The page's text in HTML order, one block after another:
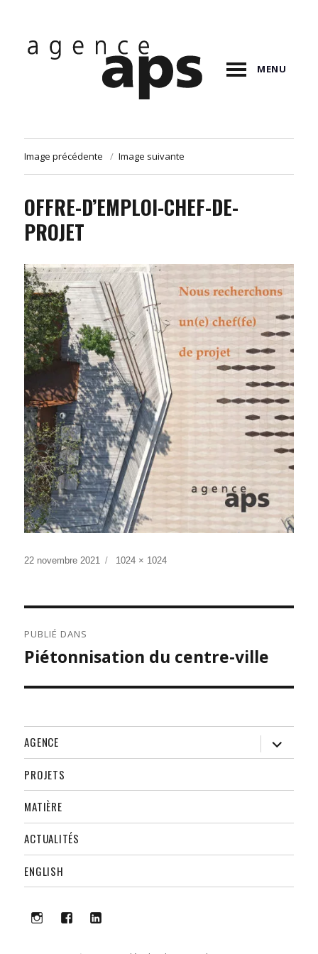
MENU
Image précédente Image suivante
OFFRE-D’EMPLOI-CHEF-DE-
PROJET
Publié
22 novembre 2021
Taille
1024 × 1024
DE
PUBLIÉ DANS
Piétonnisation du centre-ville
AGENCE ouvrir
le
sous-
PROJETS
MATIÈRE
ACTUALITÉS
ENGLISH